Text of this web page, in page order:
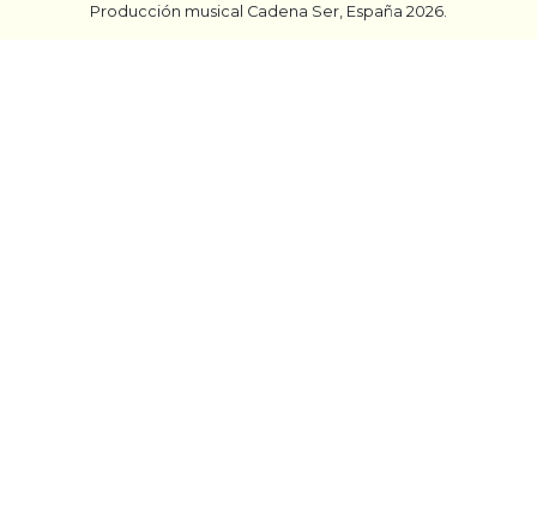
Producción musical Cadena Ser, España 2026.